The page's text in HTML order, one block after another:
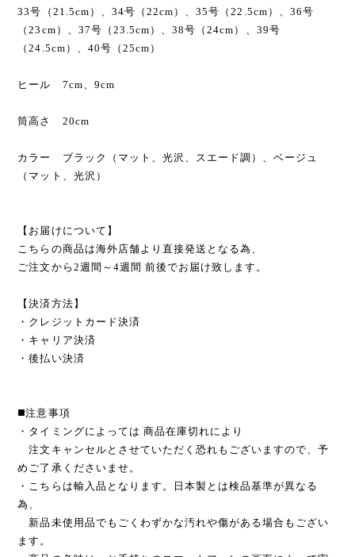
33号（21.5cm）、34号（22cm）、35号（22.5cm）、36号
（23cm）、37号（23.5cm）、38号（24cm）、39号
（24.5cm）、40号（25cm）
ヒール 7cm、9cm
筒高さ 20cm
カラー ブラック（マット、光沢、スエード調）、ベージュ
（マット、光沢）
【お届けについて】
こちらの商品は海外店舗より直接発送となる為、
ご注文から2週間～4週間 前後でお届け致します。
【決済方法】
・クレジットカード決済
・キャリア決済
・後払い決済
◼️注意事項
・タイミングによっては 商品在庫切れにより
注文キャンセルとさせていただく恐れもございますので、予
めご了承くださいませ。
・こちらは輸入品となります。日本製とは検品基準が異なる
為、
新品未使用品でもごくわずかな汚れや傷がある場合もござい
ます。